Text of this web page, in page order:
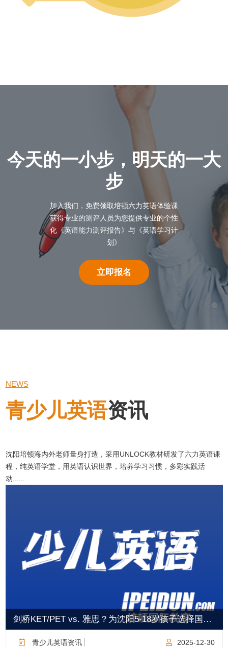
今天的一小步，明天的一大
步
加入我们，免费领取培顿六力英语体验课
获得专业的测评人员为您提供专业的个性
化《英语能力测评报告》与《英语学习计
划》
立即报名
NEWS
青少儿英语资讯
沈阳培顿海内外老师量身打造，采用UNLOCK教材研发了六力英语课
程，纯英语学堂，用英语认识世界，培养学习习惯，多彩实践活
动......
剑桥KET/PET vs. 雅思？为沈阳5-18岁孩子选择国际英语考级指南
青少儿英语资讯 2025-12-30